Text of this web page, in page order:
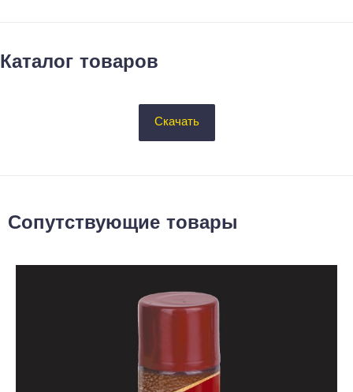
Каталог товаров
Скачать
Сопутствующие товары